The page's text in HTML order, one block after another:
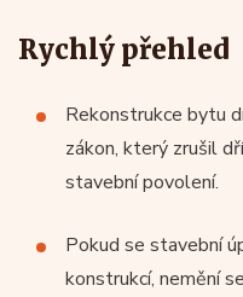
Rychlý přehled
Rekonstrukce bytu
zákon, který zrušil
stavební povolení.
Pokud se stavební
konstrukcí, nemění